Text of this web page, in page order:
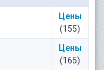
Цены
(155)
Цены
(165)